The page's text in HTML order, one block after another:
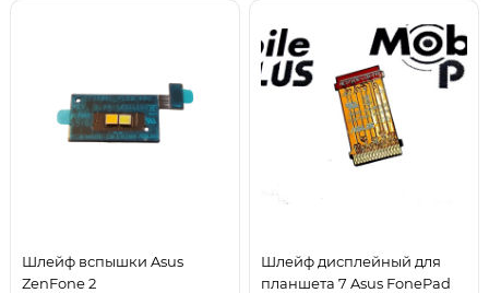
Шлейф вспышки Asus
ZenFone 2
Шлейф дисплейный для
планшета 7 Asus FonePad